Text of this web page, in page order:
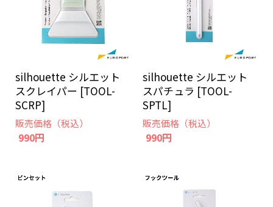
silhouette シルエット
スクレイパー [TOOL-
SCRP]
販売価格（税込）
990円
silhouette シルエット
スパチュラ [TOOL-
SPTL]
販売価格（税込）
990円